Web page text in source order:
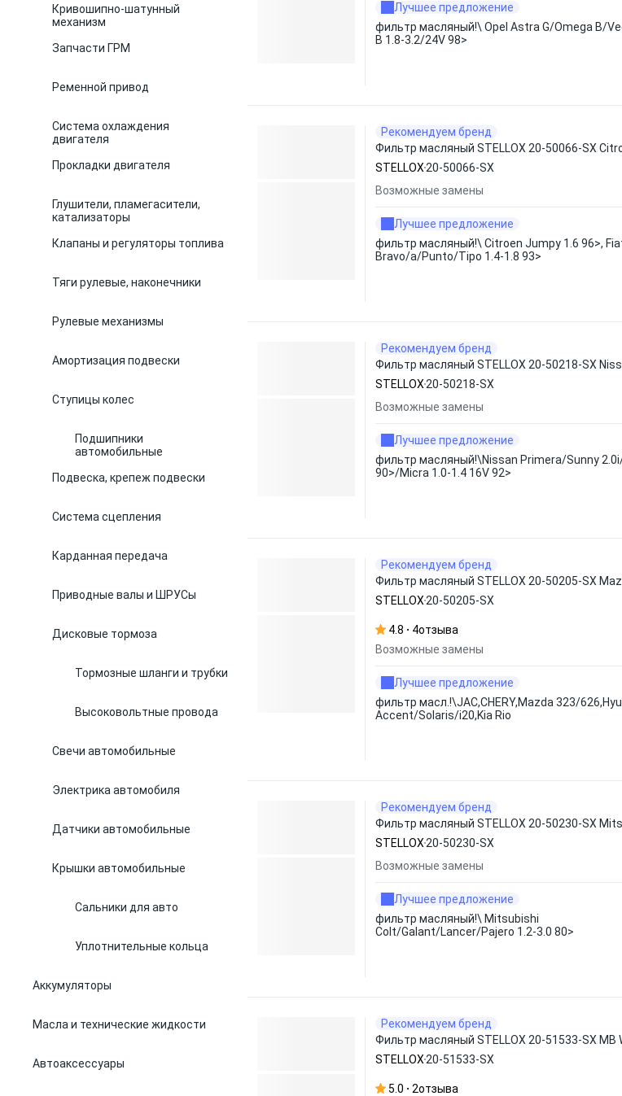
Кривошипно-шатунный
механизм
Запчасти ГРМ
Ременной привод
Система охлаждения
двигателя
Прокладки двигателя
Глушители, пламегасители,
катализаторы
Клапаны и регуляторы топлива
Тяги рулевые, наконечники
Рулевые механизмы
Амортизация подвески
Ступицы колес
Подшипники
автомобильные
Подвеска, крепеж подвески
Система сцепления
Карданная передача
Приводные валы и ШРУСы
Дисковые тормоза
Тормозные шланги и трубки
Высоковольтные провода
Свечи автомобильные
Электрика автомобиля
Датчики автомобильные
Крышки автомобильные
Сальники для авто
Уплотнительные кольца
Аккумуляторы
Масла и технические жидкости
Автоаксессуары
Лучшее предложение
фильтр масляный!\ Opel Astra G/Omega B/
B 1.8-3.2/24V 98>
Рекомендуем бренд
Фильтр масляный STELLOX 20-50066-SX
STELLOX 20-50066-SX
Возможные замены
Лучшее предложение
фильтр масляный!\ Citroen Jumpy 1.6 96>,
Bravo/a/Punto/Tipo 1.4-1.8 93>
Рекомендуем бренд
Фильтр масляный STELLOX 20-50218-SX
STELLOX 20-50218-SX
Возможные замены
Лучшее предложение
фильтр масляный!\Nissan Primera/Sunny
90>/Micra 1.0-1.4 16V 92>
Рекомендуем бренд
Фильтр масляный STELLOX 20-50205-SX
STELLOX 20-50205-SX
4.8 4отзыва
Возможные замены
Лучшее предложение
фильтр масл.!\JAC,CHERY,Mazda 323/
Accent/Solaris/i20,Kia Rio
Рекомендуем бренд
Фильтр масляный STELLOX 20-50230-SX
STELLOX 20-50230-SX
Возможные замены
Лучшее предложение
фильтр масляный!\ Mitsubishi
Colt/Galant/Lancer/Pajero 1.2-3.0 80>
Рекомендуем бренд
Фильтр масляный STELLOX 20-51533-SX MB
STELLOX 20-51533-SX
5.0 2отзыва